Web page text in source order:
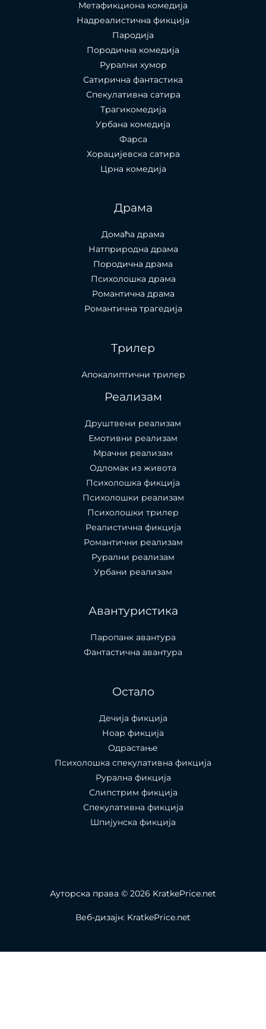
Метафикциона комедија
Надреалистична фикција
Пародија
Породична комедија
Рурални хумор
Сатирична фантастика
Спекулативна сатира
Трагикомедија
Урбана комедија
Фарса
Хорацијевска сатира
Црна комедија
Драма
Домаћа драма
Натприродна драма
Породична драма
Психолошка драма
Романтична драма
Романтична трагедија
Трилер
Апокалиптични трилер
Реализам
Друштвени реализам
Емотивни реализам
Мрачни реализам
Одломак из живота
Психолошкa фикција
Психолошки реализам
Психолошки трилер
Реалистична фикција
Романтични реализам
Рурални реализам
Урбани реализам
Авантуристика
Паропанк авантура
Фантастична авантура
Остало
Дечија фикција
Ноар фикција
Одрастање
Психолошка спекулативна фикција
Рурална фикција
Слипстрим фикција
Спекулативна фикција
Шпијунска фикција
Ауторска права © 2026 KratkePrice.net
Веб-дизајн: KratkePrice.net